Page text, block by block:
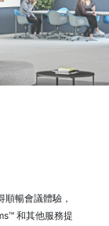
暢會議體驗，
和其他服務提